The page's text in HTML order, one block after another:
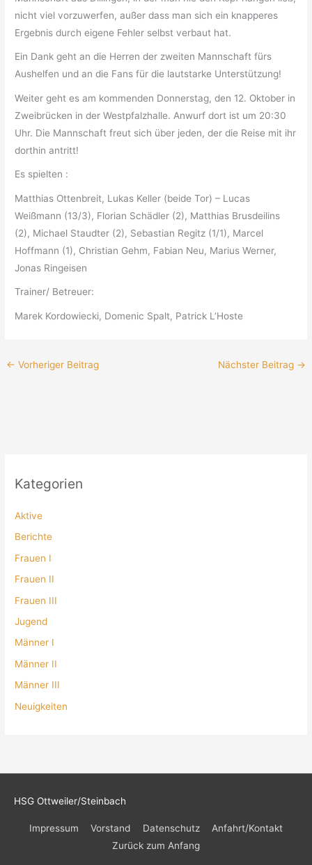
Kategorien
Aktive
Berichte
Frauen I
Frauen II
Frauen III
Jugend
Männer I
Männer II
Männer III
Neuigkeiten
nicht viel vorzuwerfen, außer dass man sich ein knapperes
Ergebnis durch eigene Fehler selbst verbaut hat.
Ein Dank geht an die Herren der zweiten Mannschaft fürs
Aushelfen und an die Fans für die lautstarke Unterstützung!
Weiter geht es am kommenden Donnerstag, den 12. Oktober in
Zweibrücken in der Westpfalzhalle. Anwurf dort ist um 20:30
Uhr. Die Mannschaft freut sich über jeden, der die Reise mit ihr
dorthin antritt!
Es spielten :
Matthias Ottenbreit, Lukas Keller (beide Tor) – Lucas
Weißmann (13/3), Florian Schädler (2), Matthias Brusdeilins
(2), Michael Staudter (2), Sebastian Regitz (1/1), Marcel
Hoffmann (1), Christian Gehm, Fabian Neu, Marius Werner,
Jonas Ringeisen
Trainer/ Betreuer:
Marek Kordowiecki, Domenic Spalt, Patrick L‘Hoste
← Vorheriger Beitrag Nächster Beitrag →
HSG Ottweiler/Steinbach
Impressum Vorstand Datenschutz
Anfahrt/Kontakt
Zurück zum Anfang